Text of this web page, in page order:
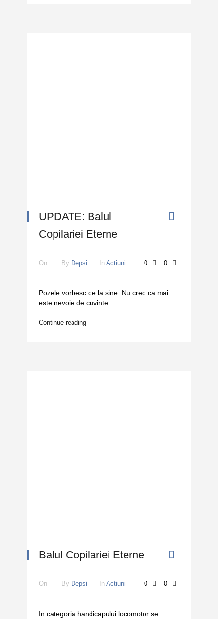
UPDATE: Balul
Copilariei Eterne
0 0
On By Depsi In Actiuni
Pozele vorbesc de la sine. Nu cred ca mai
este nevoie de cuvinte!
Continue reading
Balul Copilariei Eterne
0 0
On By Depsi In Actiuni
In categoria handicapului locomotor se